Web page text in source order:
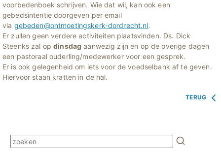
voorbedenboek schrijven. Wie dat wil, kan ook een
gebedsintentie doorgeven per email
via gebeden@ontmoetingskerk-dordrecht.nl.
Er zullen geen verdere activiteiten plaatsvinden. Ds. Dick
Steenks zal opdinsdag aanwezig zijn en op de overige dagen
een pastoraal ouderling/medewerker voor een gesprek.
Er is ook gelegenheid om iets voor de voedselbank af te geven.
Hiervoor staan kratten in de hal.
TERUG